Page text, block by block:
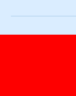
descontos
para o